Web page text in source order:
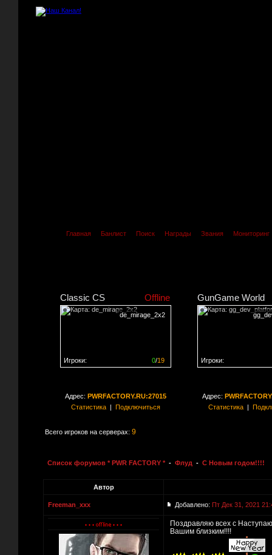
Главная Банлист Поиск Награды Звания Мониторинг
Classic CS Offline
de_mirage_2x2
0/19
Игроки:
GunGame World
Игроки:
Адрес: PWRFACTORY.RU:27015
Статистика| Подключиться
Адрес:
Статистика|
Всего игроков на серверах: 9
Список форумов * PWR FACTORY * - Флуд - С Новым годом!!!!
Автор
Freeman_xxx Добавлено: Пт Дек 31, 2021
Поздравляю всех с
Вашим близким!!!!